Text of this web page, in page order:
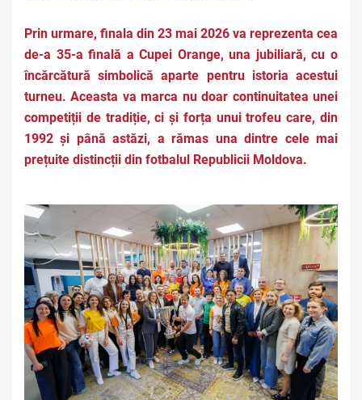
Prin urmare, finala din 23 mai 2026 va reprezenta cea
de-a 35-a finală a Cupei Orange, una jubiliară, cu o
încărcătură simbolică aparte pentru istoria acestui
turneu. Aceasta va marca nu doar continuitatea unei
competiții de tradiție, ci și forța unui trofeu care, din
1992 și până astăzi, a rămas una dintre cele mai
prețuite distincții din fotbalul Republicii Moldova.